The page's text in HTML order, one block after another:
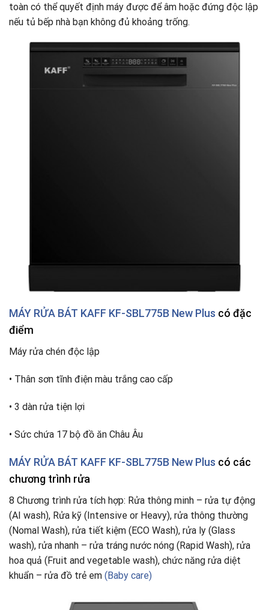
toàn có thể quyết định máy được để âm hoặc đứng độc lập
nếu tủ bếp nhà bạn không đủ khoảng trống.
MÁY RỬA BÁT KAFF KF-SBL775B New Plus có đặc
điểm
Máy rửa chén độc lập
• Thân sơn tĩnh điện màu trắng cao cấp
• 3 dàn rửa tiện lợi
• Sức chứa 17 bộ đồ ăn Châu Âu
MÁY RỬA BÁT KAFF KF-SBL775B New Plus có các
chương trình rửa
8 Chương trình rửa tích hợp: Rửa thông minh – rửa tự động
(AI wash), Rửa kỹ (Intensive or Heavy), rửa thông thường
(Nomal Wash), rửa tiết kiệm (ECO Wash), rửa ly (Glass
wash), rửa nhanh – rửa tráng nước nóng (Rapid Wash), rửa
hoa quả (Fruit and vegetable wash), chức năng rửa diệt
khuẩn – rửa đồ trẻ em (Baby care)